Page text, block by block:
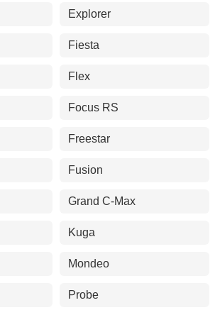
Explorer
Fiesta
Flex
Focus RS
Freestar
Fusion
Grand C-Max
Kuga
Mondeo
Probe